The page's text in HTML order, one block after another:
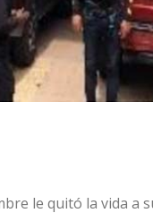
le quitó la vida a